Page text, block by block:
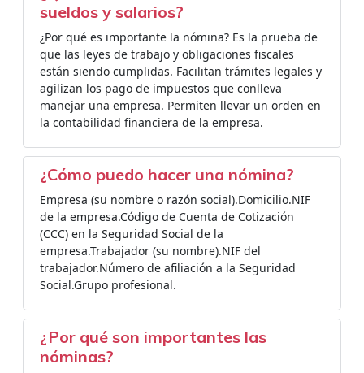
sueldos y salarios?
¿Por qué es importante la nómina? Es la prueba de
que las leyes de trabajo y obligaciones fiscales
están siendo cumplidas. Facilitan trámites legales y
agilizan los pago de impuestos que conlleva
manejar una empresa. Permiten llevar un orden en
la contabilidad financiera de la empresa.
¿Cómo puedo hacer una nómina?
Empresa (su nombre o razón social).Domicilio.NIF
de la empresa.Código de Cuenta de Cotización
(CCC) en la Seguridad Social de la
empresa.Trabajador (su nombre).NIF del
trabajador.Número de afiliación a la Seguridad
Social.Grupo profesional.
¿Por qué son importantes las
nóminas?